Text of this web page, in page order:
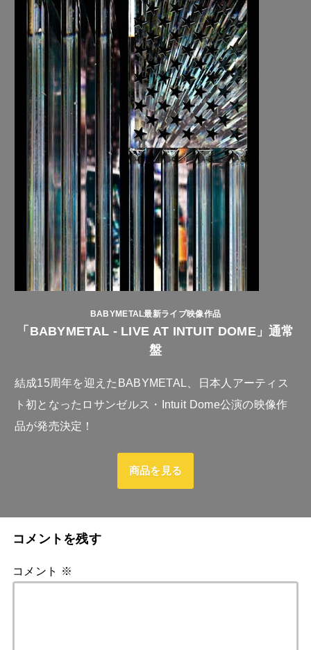
BABYMETAL最新ライブ映像作品
「BABYMETAL - LIVE AT INTUIT DOME」通常
盤
結成15周年を迎えたBABYMETAL、日本人アーティス
ト初となったロサンゼルス・Intuit Dome公演の映像作
品が発売決定！
商品を見る
コメントを残す
コメント ※